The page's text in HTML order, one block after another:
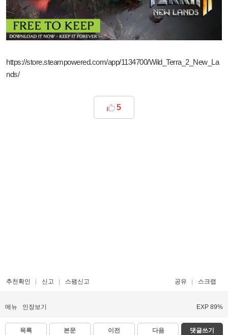
https://store.steampowered.com/app/1134700/Wild_Terra_2_New_La
nds/
5
추천확인 신고 스팸신고 공유 스크랩
메뉴 인장보기 EXP 89%
목록 본문 이전 다음 댓글쓰기